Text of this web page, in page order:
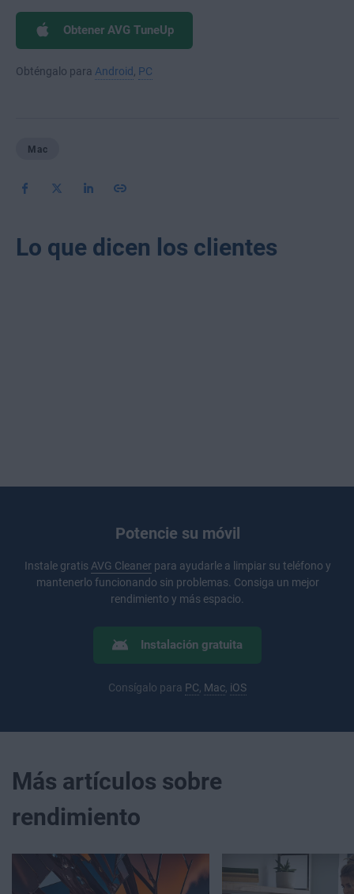
Obtener AVG TuneUp
Obténgalo para Android PC
Mac
Lo que dicen los clientes
Potencie su móvil
Instale gratisAVG Cleanerpara ayudarle a limpiar su teléfono y
mantenerlo funcionando sin problemas. Consiga un mejor
rendimiento y más espacio.
Instalación gratuita
Consígalo para PC, Mac, iOS
Más artículos sobre
rendimiento